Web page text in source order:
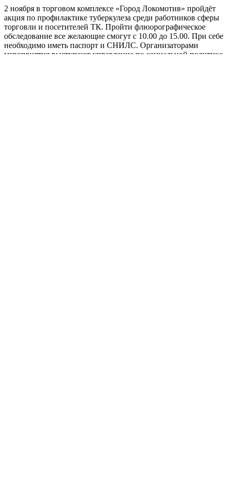
2 ноября в торговом комплексе «Город Локомотив» пройдёт
акция по профилактике туберкулеза среди работников сферы
торговли и посетителей ТК. Пройти флюорографическое
обследование все желающие смогут с 10.00 до 15.00. При себе
необходимо иметь паспорт и СНИЛС. Организаторами
мероприятия выступают управление по социальной политике